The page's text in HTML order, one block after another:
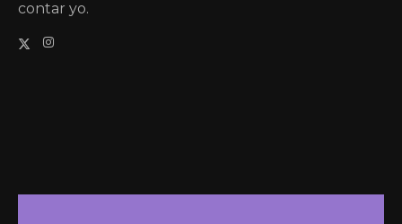
contar yo.